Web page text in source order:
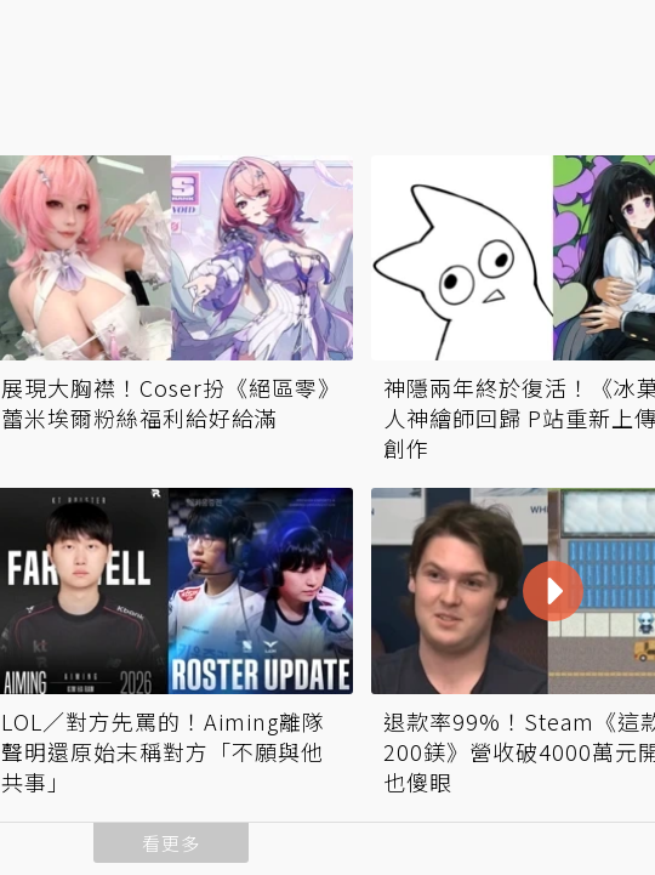
展現大胸襟！Coser扮《絕區零》
蕾米埃爾粉絲福利給好給滿
神隱兩年終於復活！《冰
人神繪師回歸 P站重新上
創作
LOL／對方先罵的！Aiming離隊
聲明還原始末稱對方「不願與他
共事」
退款率99%！Steam《這
200鎂》營收破4000萬元
也傻眼
看更多